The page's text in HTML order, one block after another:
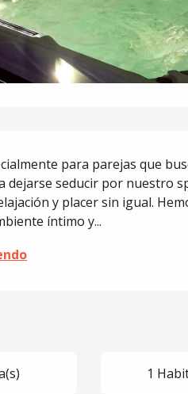
para parejas que
dejarse seducir por nuestro
y placer sin igual.
íntimo y...
1